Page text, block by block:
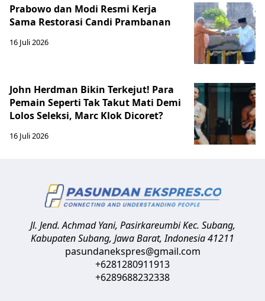
Prabowo dan Modi Resmi Kerja
Sama Restorasi Candi Prambanan
16 Juli 2026
John Herdman Bikin Terkejut! Para
Pemain Seperti Tak Takut Mati Demi
Lolos Seleksi, Marc Klok Dicoret?
16 Juli 2026
Jl. Jend. Achmad Yani, Pasirkareumbi Kec. Subang,
Kabupaten Subang, Jawa Barat,Indonesia41211
pasundanekspres@gmail.com
+6281280911913
+6289688232338